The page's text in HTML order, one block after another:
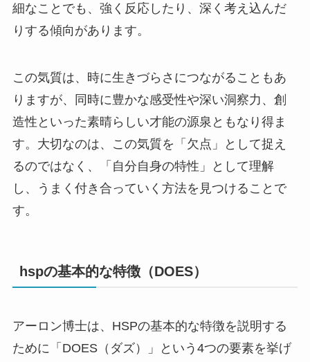
細なことでも、強く反応したり、深く考え込んだ
りする傾向があります。
この気質は、時に生きづらさにつながることもあ
りますが、同時に豊かな感受性や深い洞察力、創
造性といった素晴らしい才能の源泉ともなり得ま
す。大切なのは、この気質を「欠点」として捉え
るのではなく、「自分自身の特性」として理解
し、うまく付き合っていく方法を見つけることで
す。
hspの基本的な特徴（DOES）
アーロン博士は、HSPの基本的な特徴を説明する
ために「DOES（ダズ）」という4つの要素を挙げ